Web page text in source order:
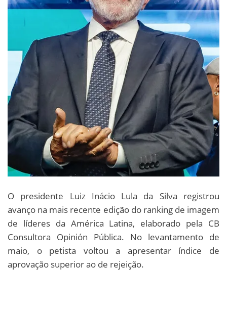
O presidente Luiz Inácio Lula da Silva registrou
avanço na mais recente edição do ranking de imagem
de líderes da América Latina, elaborado pela CB
Consultora Opinión Pública. No levantamento de
maio, o petista voltou a apresentar índice de
aprovação superior ao de rejeição.